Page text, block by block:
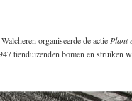
organiseerde de actie Plant
tienduizenden bomen en struiken